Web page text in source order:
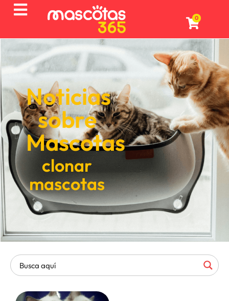
0
Noticias
sobre
Mascotas
clonar
mascotas